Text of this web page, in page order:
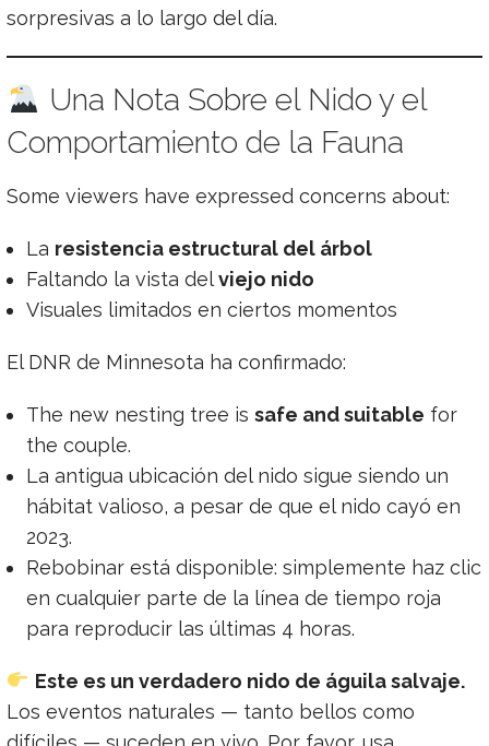
sorpresivas a lo largo del día.
Una Nota Sobre el Nido y el
Comportamiento de la Fauna
Some viewers have expressed concerns about:
La resistencia estructural del árbol
Faltando la vista delviejo nido
Visuales limitados en ciertos momentos
El DNR de Minnesota ha confirmado:
The new nesting tree is safe and suitable for
the couple.
La antigua ubicación del nido sigue siendo un
hábitat valioso, a pesar de que el nido cayó en
2023.
Rebobinar está disponible: simplemente haz clic
en cualquier parte de la línea de tiempo roja
para reproducir las últimas 4 horas.
Este es un verdadero nido de águila salvaje.
Los eventos naturales — tanto bellos como